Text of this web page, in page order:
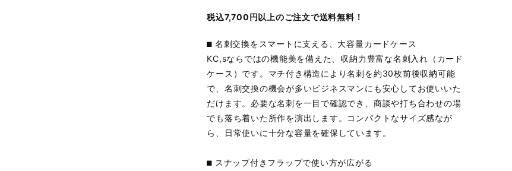
税込7,700円以上のご注文で送料無料！
⬛︎ 名刺交換をスマートに支える、大容量カードケース
KC,sならではの機能美を備えた、収納力豊富な名刺入れ（カード
ケース）です。マチ付き構造により名刺を約30枚前後収納可能
で、名刺交換の機会が多いビジネスマンにも安心してお使いいた
だけます。必要な名刺を一目で確認でき、商談や打ち合わせの場
でも落ち着いた所作を演出します。コンパクトなサイズ感なが
ら、日常使いに十分な容量を確保しています。
⬛︎ スナップ付きフラップで使い方が広がる